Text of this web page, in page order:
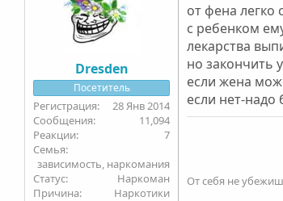
Dresden
Посетитель
28 Янв 2014
11,094
7
Семья
зависимость, наркомания
Статус
Наркоман
Причина
Наркотики
от фена
с ребенком
лекарства
но закончить
если жена
если нет-надо
От себя не